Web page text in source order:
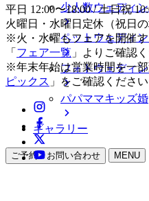
少人数ウェディ
ペットウェディ
フォトウェディ
パパママキッズ婚
ギャラリー
ご予約・お問い合わせ MENU
平日 12:00〜18:00 / 土日祝
火曜日・水曜日定休（祝日の
※火・水曜もフェアを開催
「 フェア一覧 」よりご確認
※年末年始は営業時間を一
ピックス 」をご確認ください